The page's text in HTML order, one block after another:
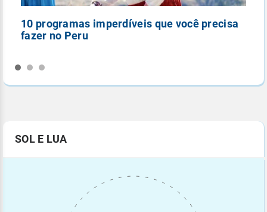
10 programas imperdíveis que você precisa
fazer no Peru
SOL E LUA